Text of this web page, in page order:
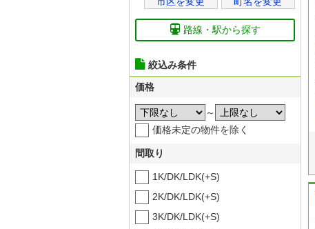
路線・駅から探す
絞込み条件
価格
～
価格未定の物件を除く
間取り
1K/DK/LDK(+S)
2K/DK/LDK(+S)
3K/DK/LDK(+S)